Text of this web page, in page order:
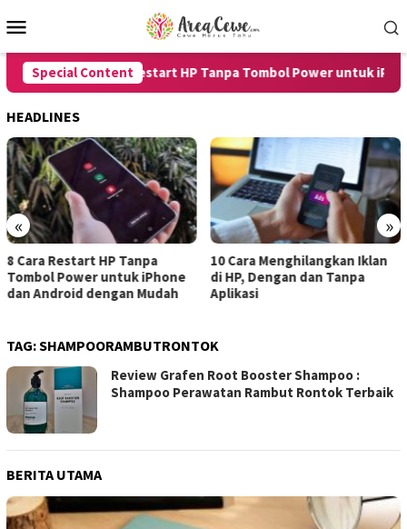
to
Menu
Special Content
8 Cara Restart HP Tanpa Tombol Power untuk iPhone
HEADLINES
« »
Restart HP Tanpa
Power untuk iPhone
dengan Mudah
10 Cara Menghilangkan Iklan
di HP, Dengan dan Tanpa
Aplikasi
7
TAG:SHAMPOORAMBUTRONTOK
Review Grafen Root Booster Shampoo :
Shampoo Perawatan Rambut Rontok Terbaik
BERITA UTAMA